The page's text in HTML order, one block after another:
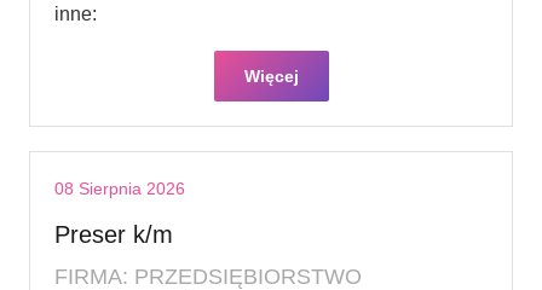
inne:
Więcej
08 Sierpnia 2026
Preser k/m
FIRMA: PRZEDSIĘBIORSTWO